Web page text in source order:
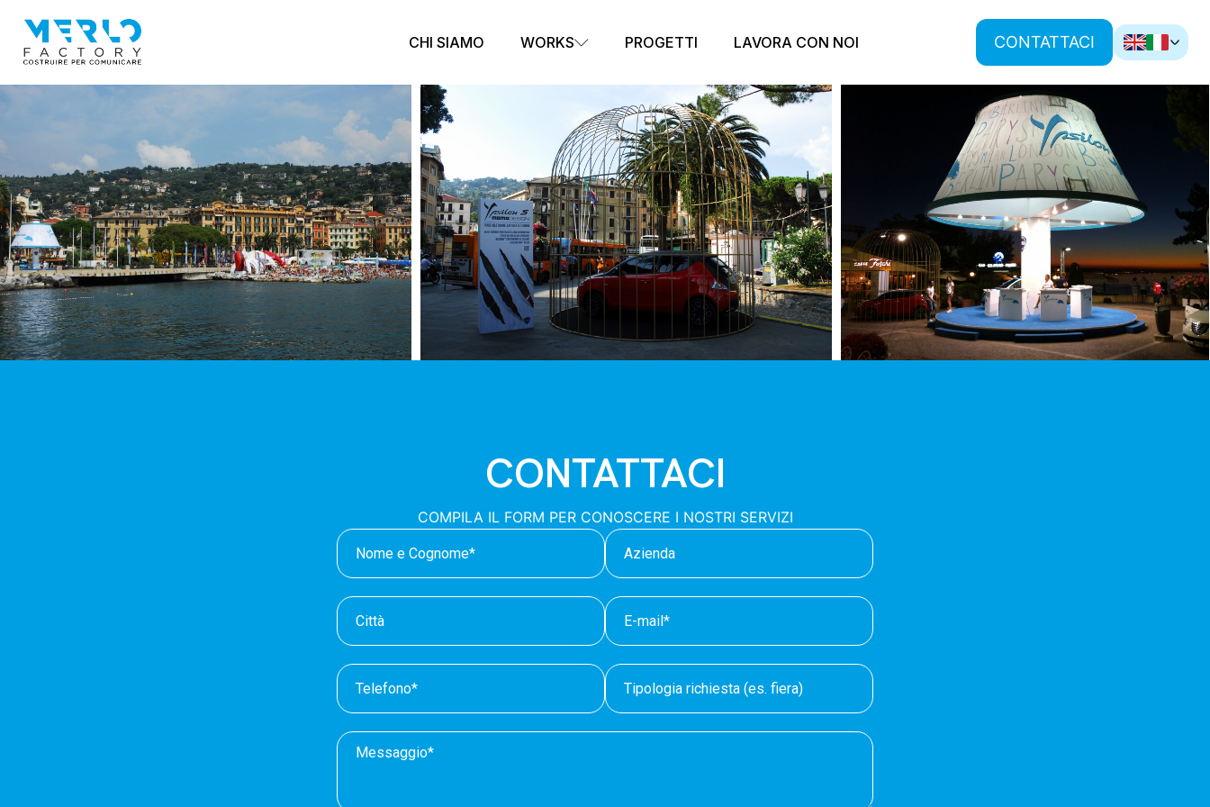
CHI SIAMO WORKS PROGETTI LAVORA CON NOI CONTATTACI
CONTATTACI
COMPILA IL FORM PER CONOSCERE I NOSTRI SERVIZI